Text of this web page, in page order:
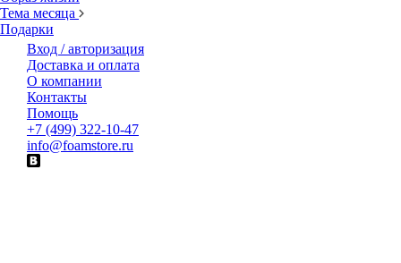
Тема месяца
Подарки
Вход / авторизация
Доставка и оплата
О компании
Контакты
Помощь
+7 (499) 322-10-47
info@foamstore.ru